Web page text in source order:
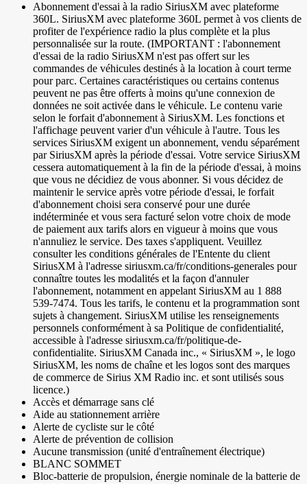
Abonnement d'essai à la radio SiriusXM avec plateforme
360L. SiriusXM avec plateforme 360L permet à vos clients de
profiter de l'expérience radio la plus complète et la plus
personnalisée sur la route. (IMPORTANT : l'abonnement
d'essai de la radio SiriusXM n'est pas offert sur les
commandes de véhicules destinés à la location à court terme
pour parc. Certaines caractéristiques ou certains contenus
peuvent ne pas être offerts à moins qu'une connexion de
données ne soit activée dans le véhicule. Le contenu varie
selon le forfait d'abonnement à SiriusXM. Les fonctions et
l'affichage peuvent varier d'un véhicule à l'autre. Tous les
services SiriusXM exigent un abonnement, vendu séparément
par SiriusXM après la période d'essai. Votre service SiriusXM
cessera automatiquement à la fin de la période d'essai, à moins
que vous ne décidiez de vous abonner. Si vous décidez de
maintenir le service après votre période d'essai, le forfait
d'abonnement choisi sera conservé pour une durée
indéterminée et vous sera facturé selon votre choix de mode
de paiement aux tarifs alors en vigueur à moins que vous
n'annuliez le service. Des taxes s'appliquent. Veuillez
consulter les conditions générales de l'Entente du client
SiriusXM à l'adresse siriusxm.ca/fr/conditions-generales pour
connaître toutes les modalités et la façon d'annuler
l'abonnement, notamment en appelant SiriusXM au 1 888
539-7474. Tous les tarifs, le contenu et la programmation sont
sujets à changement. SiriusXM utilise les renseignements
personnels conformément à sa Politique de confidentialité,
accessible à l'adresse siriusxm.ca/fr/politique-de-
confidentialite. SiriusXM Canada inc., « SiriusXM », le logo
SiriusXM, les noms de chaîne et les logos sont des marques
de commerce de Sirius XM Radio inc. et sont utilisés sous
licence.)
Accès et démarrage sans clé
Aide au stationnement arrière
Alerte de cycliste sur le côté
Alerte de prévention de collision
Aucune transmission (unité d'entraînement électrique)
BLANC SOMMET
Bloc-batterie de propulsion, énergie nominale de la batterie de